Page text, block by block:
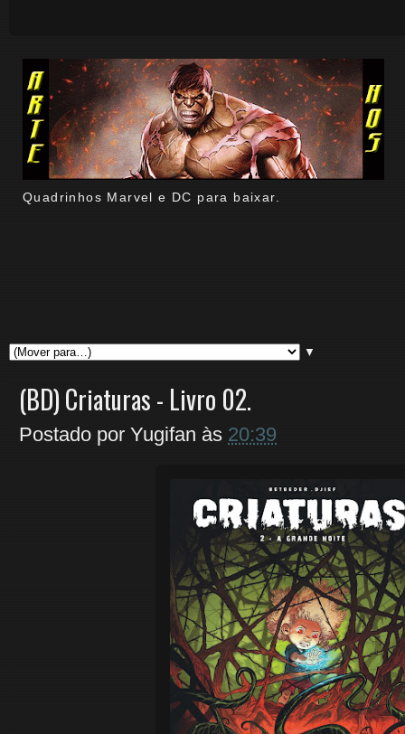
Quadrinhos Marvel e DC para baixar.
▼
(BD) Criaturas - Livro 02.
Postado por Yugifan às 20:39